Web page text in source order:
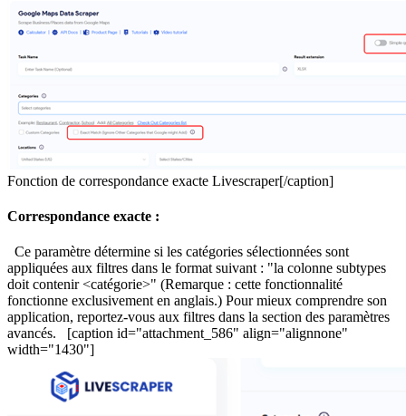
Fonction de correspondance exacte Livescraper[/caption]
Correspondance exacte :
Ce paramètre détermine si les catégories sélectionnées sont
appliquées aux filtres dans le format suivant : "la colonne subtypes
doit contenir <catégorie>" (Remarque : cette fonctionnalité
fonctionne exclusivement en anglais.) Pour mieux comprendre son
application, reportez-vous aux filtres dans la section des paramètres
avancés. [caption id="attachment_586" align="alignnone"
width="1430"]